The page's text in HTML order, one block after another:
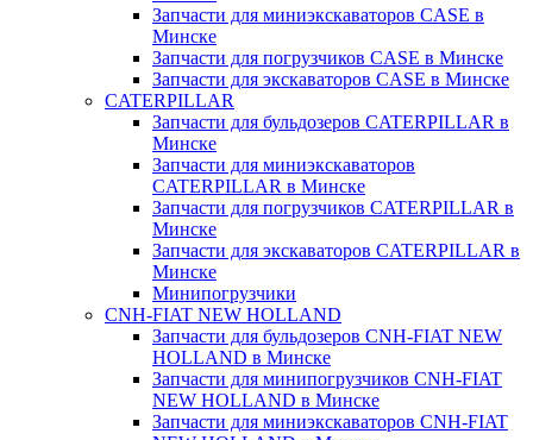
Запчасти для миниэкскаваторов CASE в
Минске
Запчасти для погрузчиков CASE в Минске
Запчасти для экскаваторов CASE в Минске
CATERPILLAR
Запчасти для бульдозеров CATERPILLAR в
Минске
Запчасти для миниэкскаваторов
CATERPILLAR в Минске
Запчасти для погрузчиков CATERPILLAR в
Минске
Запчасти для экскаваторов CATERPILLAR в
Минскe
Минипогрузчики
CNH-FIAT NEW HOLLAND
Запчасти для бульдозеров CNH-FIAT NEW
HOLLAND в Минске
Запчасти для минипогрузчиков CNH-FIAT
NEW HOLLAND в Минске
Запчасти для миниэкскаваторов CNH-FIAT